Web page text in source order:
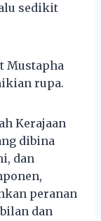
sedikit
Mustapha
rupa.
Kerajaan
dibina
dan
peranan
dan